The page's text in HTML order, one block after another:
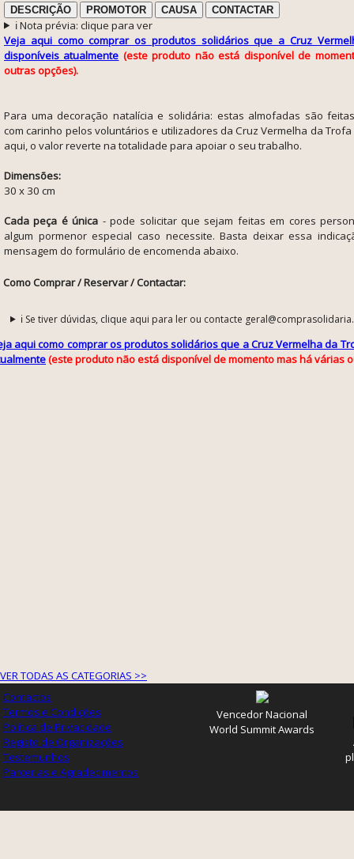
DESCRIÇÃO PROMOTOR CAUSA CONTACTAR
ℹ️ Nota prévia: clique para ver
Veja aqui como comprar os produtos solidários que a Cruz
disponíveis atualmente (este produto não está disponível de
outras opções).
Para uma decoração natalícia e solidária: estas almofadas são
com carinho pelos voluntários e utilizadores da Cruz Vermelha da
aqui, o valor reverte na totalidade para apoiar o seu trabalho.
Dimensões:
30 x 30 cm
Cada peça é única - pode solicitar que sejam feitas em cores
algum pormenor especial caso necessite. Basta deixar essa
mensagem do formulário de encomenda abaixo.
Como Comprar / Reservar / Contactar:
ℹ️ Se tiver dúvidas, clique aqui para ler ou contacte
aqui como comprar os produtos solidários que a Cruz Vermelha da
(este produto não está disponível de momento mas há várias
VER TODAS AS CATEGORIAS >>
Contactos
Termos e Condições
Política de Privacidade
Registo de Organizações
Testemunhos
Parcerias e Agradecimentos
Vencedor Nacional
World Summit Awards